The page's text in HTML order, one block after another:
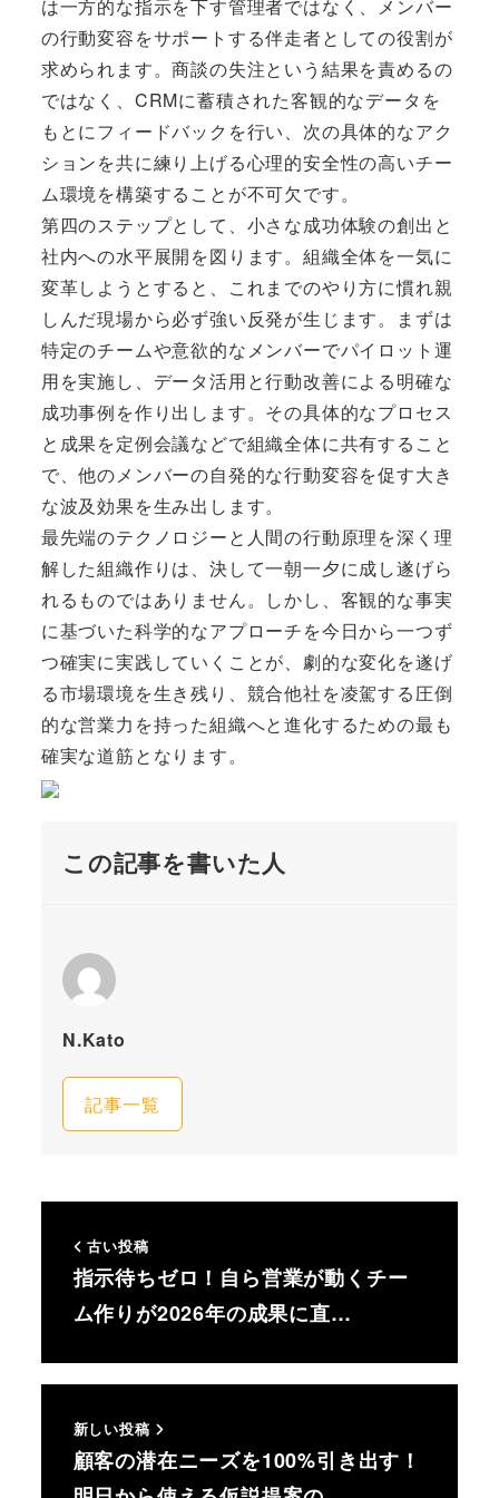
は一方的な指示を下す管理者ではなく、メンバー
の行動変容をサポートする伴走者としての役割が
求められます。商談の失注という結果を責めるの
ではなく、CRMに蓄積された客観的なデータを
もとにフィードバックを行い、次の具体的なアク
ションを共に練り上げる心理的安全性の高いチー
ム環境を構築することが不可欠です。
第四のステップとして、小さな成功体験の創出と
社内への水平展開を図ります。組織全体を一気に
変革しようとすると、これまでのやり方に慣れ親
しんだ現場から必ず強い反発が生じます。まずは
特定のチームや意欲的なメンバーでパイロット運
用を実施し、データ活用と行動改善による明確な
成功事例を作り出します。その具体的なプロセス
と成果を定例会議などで組織全体に共有すること
で、他のメンバーの自発的な行動変容を促す大き
な波及効果を生み出します。
最先端のテクノロジーと人間の行動原理を深く理
解した組織作りは、決して一朝一夕に成し遂げら
れるものではありません。しかし、客観的な事実
に基づいた科学的なアプローチを今日から一つず
つ確実に実践していくことが、劇的な変化を遂げ
る市場環境を生き残り、競合他社を凌駕する圧倒
的な営業力を持った組織へと進化するための最も
確実な道筋となります。
この記事を書いた人
N.Kato
記事一覧
古い投稿
指示待ちゼロ！自ら営業が動くチー
ム作りが2026年の成果に直…
新しい投稿
顧客の潜在ニーズを100%引き出す！